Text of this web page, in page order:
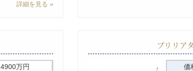
詳細を見る
万円
ブリリア
価